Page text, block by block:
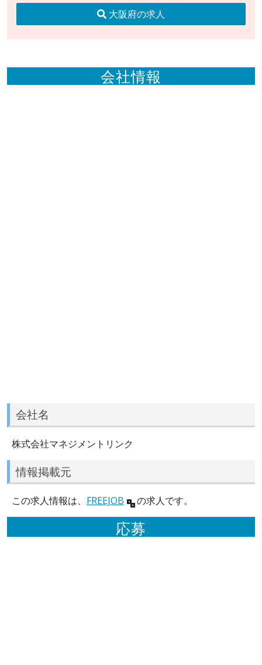
大阪府の求人
会社情報
会社名
株式会社マネジメントリンク
情報掲載元
この求人情報は、 FREEJOB の求人です。
応募